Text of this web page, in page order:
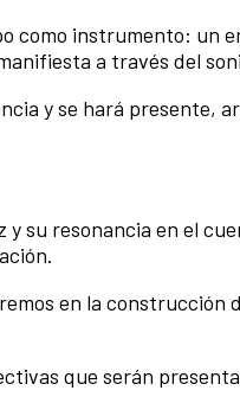
como instrumento: un
a través del
y se hará presente,
su resonancia en el
en la construcción
que serán